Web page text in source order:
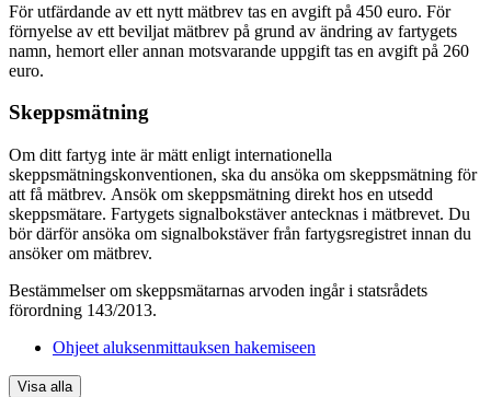
För utfärdande av ett nytt mätbrev tas en avgift på 450 euro. För
förnyelse av ett beviljat mätbrev på grund av ändring av fartygets
namn, hemort eller annan motsvarande uppgift tas en avgift på 260
euro.
Skeppsmätning
Om ditt fartyg inte är mätt enligt internationella
skeppsmätningskonventionen, ska du ansöka om skeppsmätning för
att få mätbrev. Ansök om skeppsmätning direkt hos en utsedd
skeppsmätare. Fartygets signalbokstäver antecknas i mätbrevet. Du
bör därför ansöka om signalbokstäver från fartygsregistret innan du
ansöker om mätbrev.
Bestämmelser om skeppsmätarnas arvoden ingår i statsrådets
förordning 143/2013.
Ohjeet aluksenmittauksen hakemiseen
Visa alla